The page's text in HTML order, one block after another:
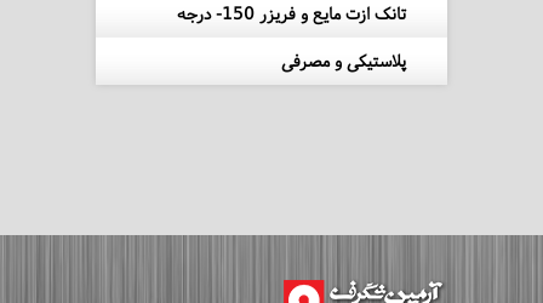
تانک ازت مایع و فریزر 150- درجه
پلاستیکی و مصرفی